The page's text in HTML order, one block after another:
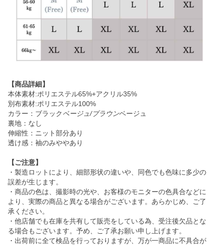
【商品詳細】
本体素材:ポリエステル65%+アクリル35%
別布素材:ポリエステル100%
カラー：ブラックベージュ/ブラウンベージュ
裏地：なし
伸縮性：ニット部分あり
透け感：袖のみややあり
【ご注意】
・製造ロットにより、細部形状の違いや、同色でも色味に多少の
誤差が生じます。
・商品の色は、撮影時の光や、お客様のモニターの色具合などに
より、実際の商品と異なる場合がございます。あらかじめ、ご了
承ください。
・他店舗でも在庫を共有して販売をしている為、受注後欠品とな
る場合もございます。予め、ご了承お願い申し上げます。
・出荷前に全て検品を行っておりますが、万が一商品に不具合が